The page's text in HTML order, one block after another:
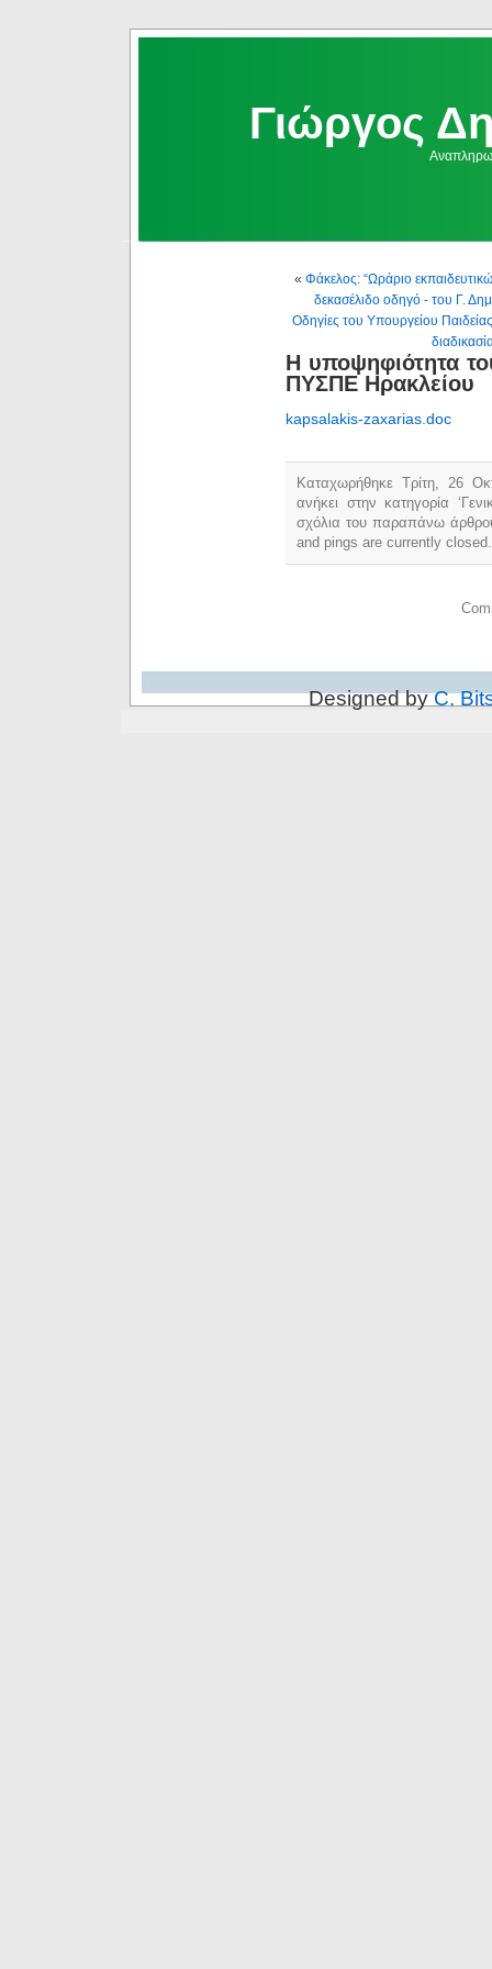
Γιώργος
« Φάκελος: “Ωράριο
δεκασέλιδο οδηγό - του Γ.
Οδηγίες του Υπουργείου
Η υποψηφιότητα
ΠΥΣΠΕ Ηρακλείου
kapsalakis-zaxarias.doc
Καταχωρήθηκε Τρίτη, 26
ανήκει στην κατηγορία
σχόλια του παραπάνω
and pings are currently closed.
Designed byC.